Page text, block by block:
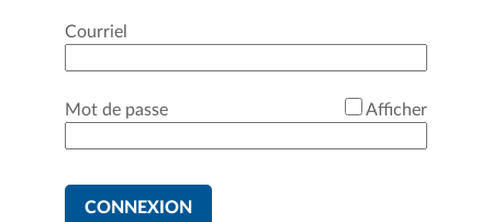
Courriel
Mot de passe Afficher
CONNEXION